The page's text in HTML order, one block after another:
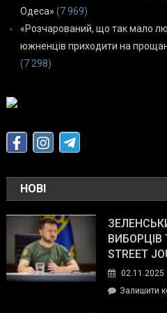
Одеса» (7 969)
«Розчарований, що так мало
южненців приходити на
(7 298)
НОВІ
ВИБОРЦІВ
STREET
02.11.2025
Залишити